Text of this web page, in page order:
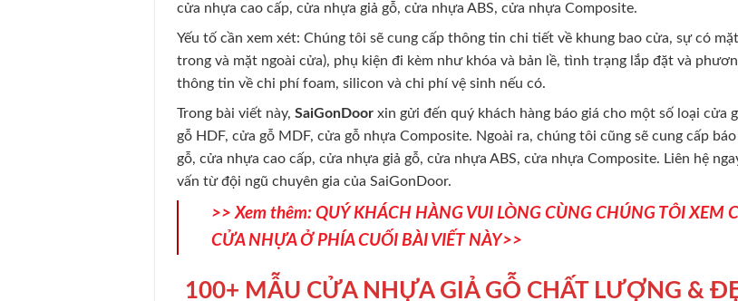
cửa nhựa cao cấp, cửa nhựa giả gỗ, cửa nhựa ABS, cửa nhựa Composite.
Yếu tố cần xem xét: Chúng tôi sẽ cung cấp thông tin chi tiết về khung bao cửa, sự có
trong và mặt ngoài cửa), phụ kiện đi kèm như khóa và bản lề, tình trạng lắp đặt và
thông tin về chi phí foam, silicon và chi phí vệ sinh nếu có.
Trong bài viết này,SaiGonDoor xin gửi đến quý khách hàng báo giá cho một số loại cửa
gỗ HDF, cửa gỗ MDF, cửa gỗ nhựa Composite. Ngoài ra, chúng tôi cũng sẽ cung cấp
gỗ, cửa nhựa cao cấp, cửa nhựa giả gỗ, cửa nhựa ABS, cửa nhựa Composite. Liên hệ
vấn từ đội ngũ chuyên gia của SaiGonDoor.
>> Xem thêm: QUÝ KHÁCH HÀNG VUI LÒNG CÙNG CHÚNG TÔI XEM
CỬA NHỰA Ở PHÍA CUỐI BÀI VIẾT NÀY>>
100+ MẪU CỬA NHỰA GIẢ GỖ CHẤT LƯỢNG &